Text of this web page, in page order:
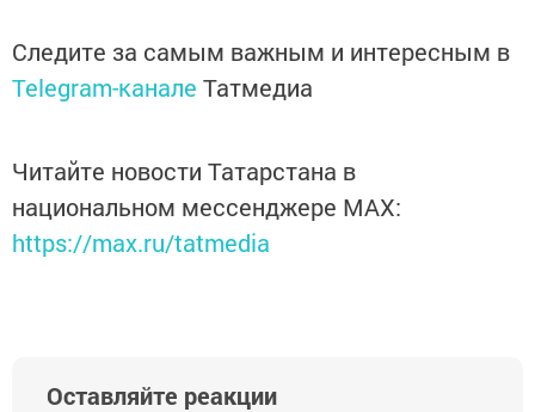
Следите за самым важным и интересным в
Telegram-канале Татмедиа
Читайте новости Татарстана в
национальном мессенджере MАХ:
https://max.ru/tatmedia
Оставляйте реакции